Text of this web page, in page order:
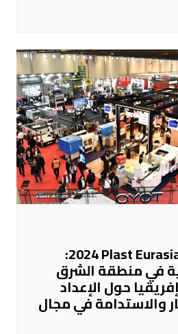
معرض Plast Eurasia Istanbul ‏2024:
في منطقة الشرق
حول الإعداد
والاستدامة في مجال